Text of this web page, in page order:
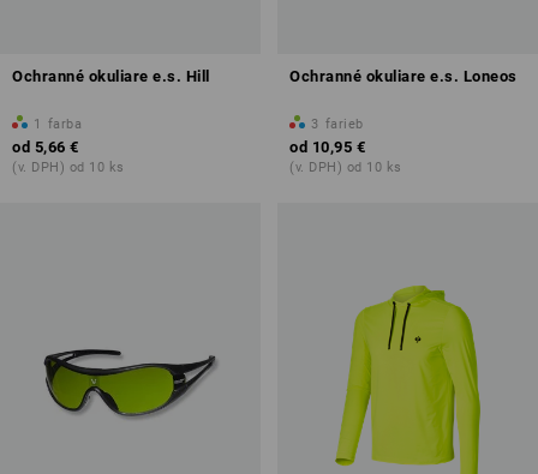
Ochranné okuliare e.s. Hill
1 farba
od 5,66 €
(v. DPH) od 10 ks
Ochranné okuliare e.s. Loneos
3 farieb
od 10,95 €
(v. DPH) od 10 ks